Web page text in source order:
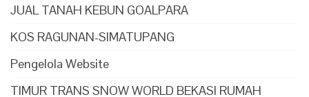
JUAL TANAH KEBUN GOALPARA
KOS RAGUNAN-SIMATUPANG
Pengelola Website
TIMUR TRANS SNOW WORLD BEKASI RUMAH